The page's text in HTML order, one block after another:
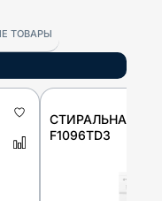
ТОВАРЫ
СТИРАЛЬНАЯ
F1096TD3